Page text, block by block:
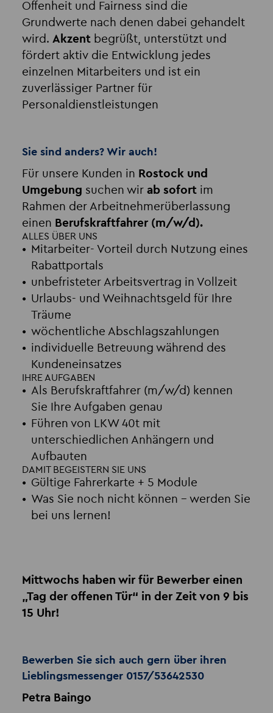
Offenheit und Fairness sind die
Grundwerte nach denen dabei gehandelt
wird. Akzentbegrüßt, unterstützt und
fördert aktiv die Entwicklung jedes
einzelnen Mitarbeiters und ist ein
zuverlässiger Partner für
Personaldienstleistungen
Sie sind anders? Wir auch!
Für unsere Kunden in Rostock und
Umgebung suchen wir ab sofortim
Rahmen der Arbeitnehmerüberlassung
einen Berufskraftfahrer (m/w/d).
ALLES ÜBER UNS
Mitarbeiter- Vorteil durch Nutzung eines
Rabattportals
unbefristeter Arbeitsvertrag in Vollzeit
Urlaubs- und Weihnachtsgeld für Ihre
Träume
wöchentliche Abschlagszahlungen
individuelle Betreuung während des
Kundeneinsatzes
IHRE AUFGABEN
Als Berufskraftfahrer (m/w/d) kennen
Sie Ihre Aufgaben genau
Führen von LKW 40t mit
unterschiedlichen Anhängern und
Aufbauten
DAMIT BEGEISTERN SIE UNS
Gültige Fahrerkarte + 5 Module
Was Sie noch nicht können – werden Sie
bei uns lernen!
Mittwochs haben wir für Bewerber einen
„Tag der offenen Tür“ in der Zeit von 9 bis
15 Uhr!
Bewerben Sie sich auch gern über ihren
Lieblingsmessenger 0157/53642530
Petra Baingo